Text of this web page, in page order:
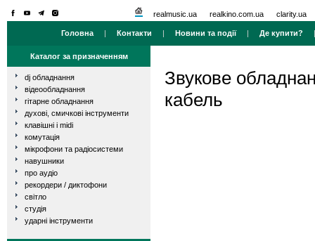
realmusic.ua realkino.com.ua clarity.ua
Головна | Контакти | Новини та події| Де купити?
Каталог за призначенням
dj обладнання
відеообладнання
гітарне обладнання
духові, смичкові інструменти
клавішні і midi
комутація
мікрофони та радіосистеми
навушники
про аудіо
рекордери / диктофони
світло
студія
ударні інструменти
Звукове
кабель